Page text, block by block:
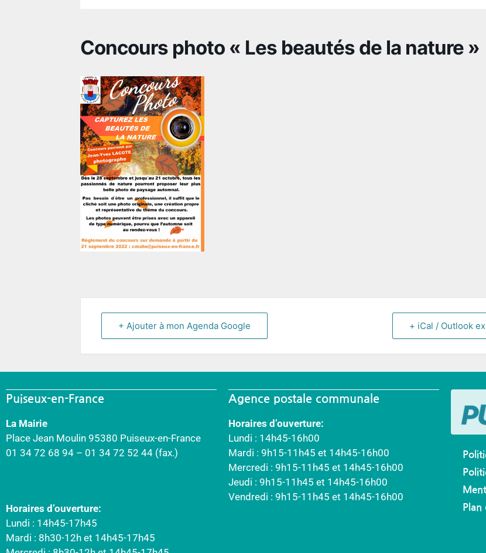
Concours photo « Les beautés de la nature »
+ Ajouter à mon Agenda Google + iCal / Outlook
Puiseux-en-France
La Mairie
Place Jean Moulin 95380 Puiseux-en-France
01 34 72 68 94 – 01 34 72 52 44 (fax.)
Horaires d’ouverture:
Lundi : 14h45-17h45
Mardi : 8h30-12h et 14h45-17h45
Agence postale communale
Horaires d’ouverture:
Lundi : 14h45-16h00
Mardi : 9h15-11h45 et 14h45-16h00
Mercredi : 9h15-11h45 et 14h45-16h00
Jeudi : 9h15-11h45 et 14h45-16h00
Vendredi : 9h15-11h45 et 14h45-16h00
Plan